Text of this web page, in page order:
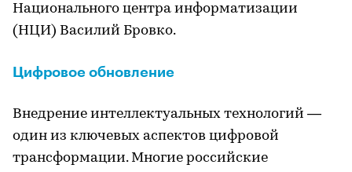
Национального центра информатизации
(НЦИ) Василий Бровко.
Цифровое обновление
Внедрение интеллектуальных технологий —
один из ключевых аспектов цифровой
трансформации. Многие российские